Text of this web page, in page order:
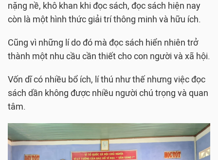
nặng nề, khô khan khi đọc sách, đọc sách hiện nay
còn là một hình thức giải trí thông minh và hữu ích.
Cũng vì những lí do đó mà đọc sách hiển nhiên trở
thành một nhu cầu cần thiết cho con người và xã hội.
Vốn dĩ có nhiều bổ ích, lí thú như thế nhưng việc đọc
sách dần không được nhiều người chú trọng và quan
tâm.